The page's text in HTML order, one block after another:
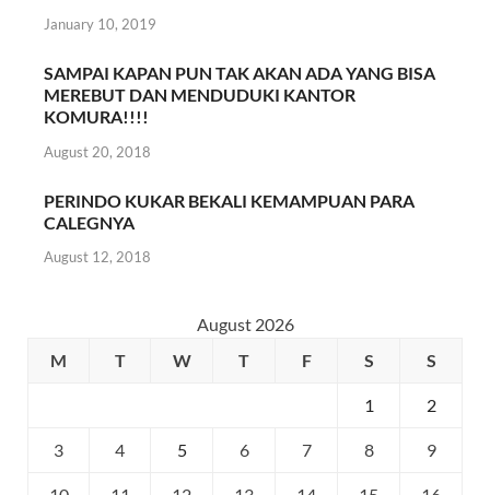
January 10, 2019
SAMPAI KAPAN PUN TAK AKAN ADA YANG BISA
MEREBUT DAN MENDUDUKI KANTOR
KOMURA!!!!
August 20, 2018
PERINDO KUKAR BEKALI KEMAMPUAN PARA
CALEGNYA
August 12, 2018
August 2026
M
T W T F S S
1 2
3 4 5 6 7 8 9